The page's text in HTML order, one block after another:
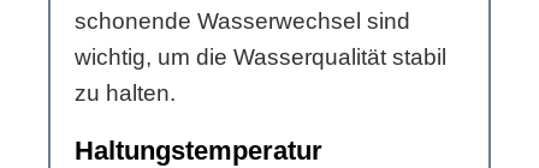
schonende Wasserwechsel sind
wichtig, um die Wasserqualität stabil
zu halten.
Haltungstemperatur